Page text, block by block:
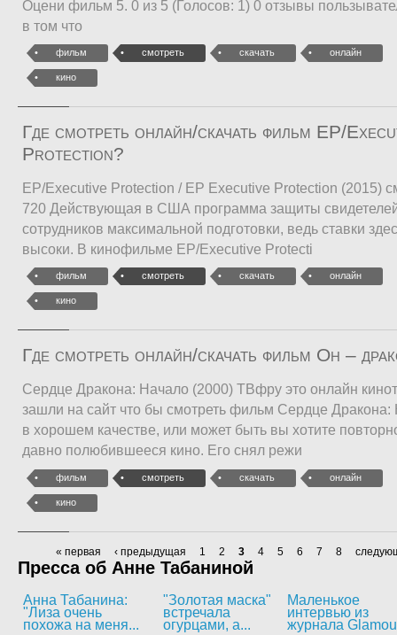
Оцени фильм 5. 0 из 5 (Голосов: 1) 0 отзывы
в том что
фильм смотреть скачать онлайн
кино
Где смотреть онлайн/скачать фильм EP/
Protection?
EP/Executive Protection / EP Executive Protection (2015)
720 Действующая в США программа защиты свидетелей
сотрудников максимальной подготовки, ведь ставки
высоки. В кинофильме EP/Executive Protecti
фильм смотреть скачать онлайн
кино
Где смотреть онлайн/скачать фильм Он –
Сердце Дракона: Начало (2000) ТВфру это онлайн
зашли на сайт что бы смотреть фильм Сердце Дракона:
в хорошем качестве, или может быть вы хотите
давно полюбившееся кино. Его снял режи
фильм смотреть скачать онлайн
кино
« первая ‹ предыдущая 1 2 3 4 5 6 7 8
Пресса об Анне Табаниной
Анна Табанина:
"Лиза очень
похожа на меня...
"Золотая маска"
встречала
огурцами, а...
Маленькое
интервью из
журнала